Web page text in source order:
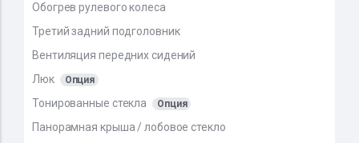
Обогрев рулевого колеса
Третий задний подголовник
Вентиляция передних сидений
Люк
Опция
Тонированные стекла Опция
Панорамная крыша / лобовое стекло